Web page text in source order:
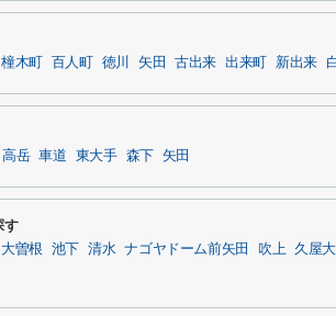
橦木町 百人町 徳川 矢田 古出来 出来町 新出来
高岳 車道 東大手 森下 矢田
す
大曽根 池下 清水 ナゴヤドーム前矢田 吹上 久屋